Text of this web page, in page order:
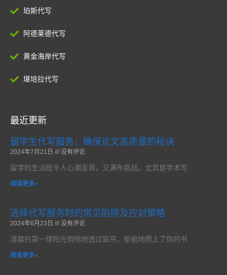
珀斯代写
阿德莱德代写
黄金海岸代写
堪培拉代写
最近更新
留学生代写服务：确保论文高质量的秘诀
2024年7月21日 没有评论
留学的生活既令人心潮澎湃，又满布挑战。尤其是学术写
阅读更多»
选择代写服务时的常见陷阱及应对策略
2024年6月23日 没有评论
清晨的第一缕阳光悄悄地透过窗帘，偷偷地爬上了你的书
阅读更多»